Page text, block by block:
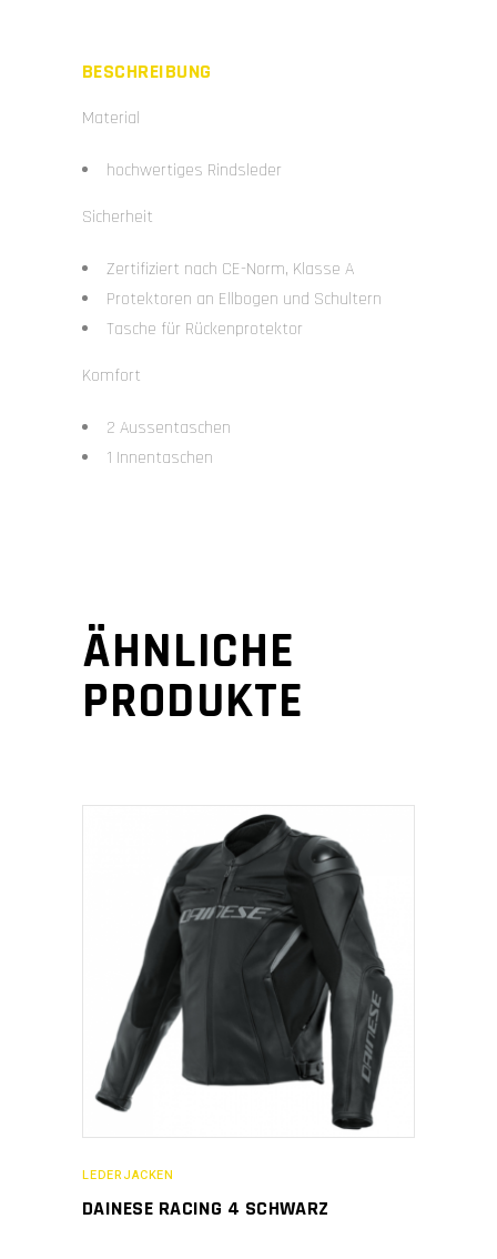
BESCHREIBUNG
Material
hochwertiges Rindsleder
Sicherheit
Zertifiziert nach CE-Norm, Klasse A
Protektoren an Ellbogen und Schultern
Tasche für Rückenprotektor
Komfort
2 Aussentaschen
1 Innentaschen
ÄHNLICHE
PRODUKTE
LEDERJACKEN
DAINESE RACING 4 SCHWARZ